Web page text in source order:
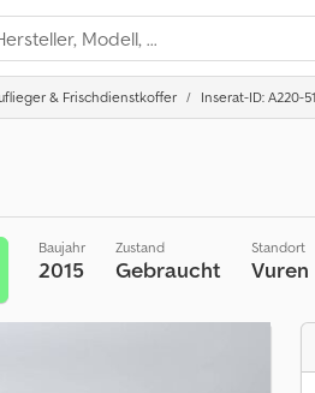
& Frischdienstkoffer Inserat-ID: A220-
Baujahr
2015
Zustand
Gebraucht
Standort
Vuren